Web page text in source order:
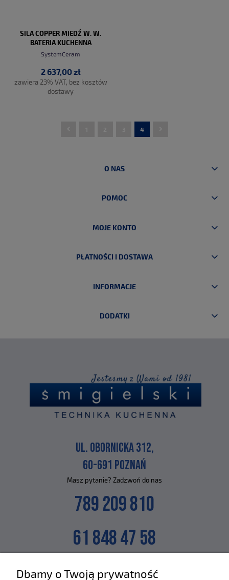
SILA COPPER MIEDŹ W. W.
BATERIA KUCHENNA
SystemCeram
2 637,00 zł
zawiera 23% VAT, bez kosztów
dostawy
4
O NAS
POMOC
MOJE KONTO
PŁATNOŚCI I DOSTAWA
INFORMACJE
DODATKI
UL. OBORNICKA 312,
60-691 POZNAŃ
Masz pytanie? Zadzwoń do nas
789 209 810
61 848 47 58
Dbamy o Twoją prywatność